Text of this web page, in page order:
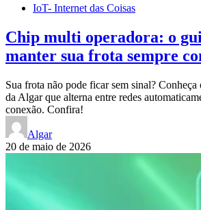
IoT- Internet das Coisas
Chip multi operadora: o
manter sua frota sempre
Sua frota não pode ficar sem sinal?
da Algar que alterna entre redes
conexão. Confira!
Algar
20 de maio de 2026